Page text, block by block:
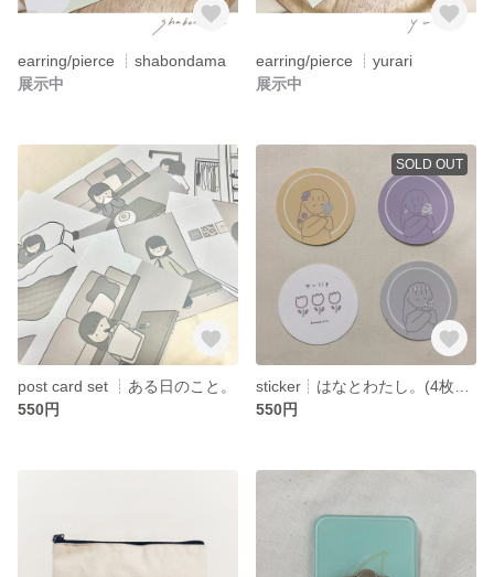
earring/pierce ┊︎shabondama
展示中
earring/pierce ┊︎yurari
展示中
post card set ┊︎ある日のこと。
550円
SOLD OUT
550円